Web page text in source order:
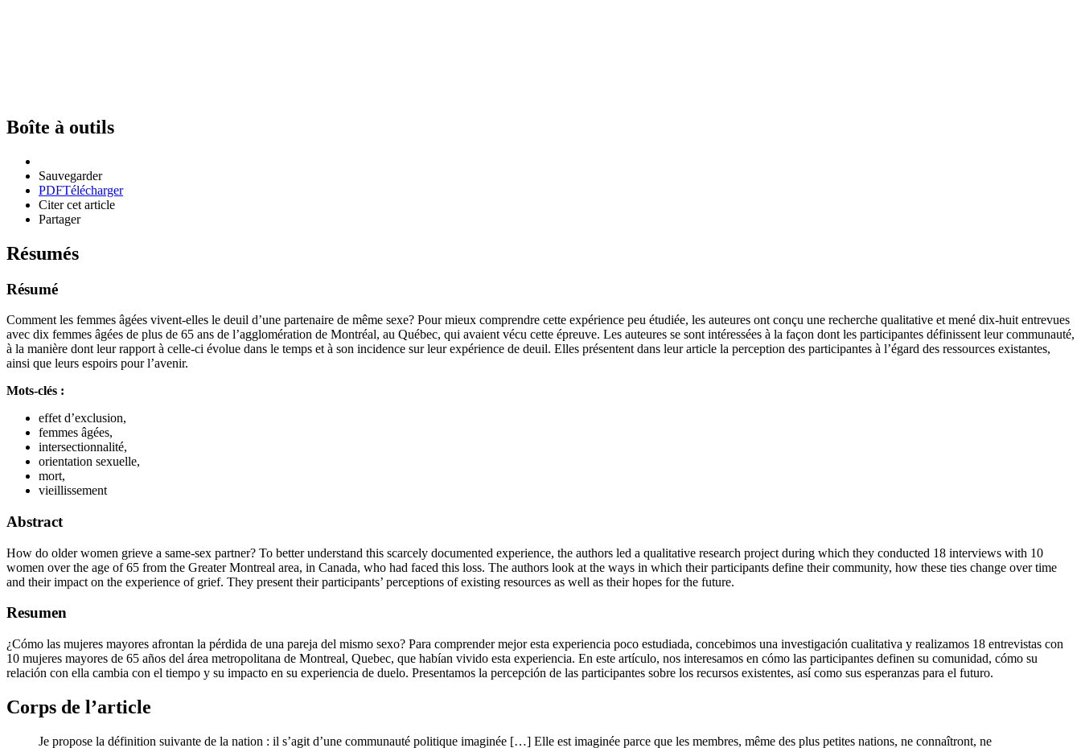
Boîte à outils
Sauvegarder
PDFTélécharger
Citer cet article
Partager
Résumés
Résumé
Comment les femmes âgées vivent-elles le deuil d’une partenaire de même sexe? Pour mieux comprendre cette expérience peu étudiée, les auteures ont conçu une recherche qualitative et mené dix-huit entrevues
avec dix femmes âgées de plus de 65 ans de l’agglomération de Montréal, au Québec, qui avaient vécu cette épreuve. Les auteures se sont intéressées à la façon dont les participantes définissent leur communauté,
à la manière dont leur rapport à celle-ci évolue dans le temps et à son incidence sur leur expérience de deuil. Elles présentent dans leur article la perception des participantes à l’égard des ressources existantes,
ainsi que leurs espoirs pour l’avenir.
Mots-clés :
effet d’exclusion,
femmes âgées,
intersectionnalité,
orientation sexuelle,
mort,
vieillissement
Abstract
How do older women grieve a same-sex partner? To better understand this scarcely documented experience, the authors led a qualitative research project during which they conducted 18 interviews with 10
women over the age of 65 from the Greater Montreal area, in Canada, who had faced this loss. The authors look at the ways in which their participants define their community, how these ties change over time
and their impact on the experience of grief. They present their participants’ perceptions of existing resources as well as their hopes for the future.
Resumen
¿Cómo las mujeres mayores afrontan la pérdida de una pareja del mismo sexo? Para comprender mejor esta experiencia poco estudiada, concebimos una investigación cualitativa y realizamos 18 entrevistas con
10 mujeres mayores de 65 años del área metropolitana de Montreal, Quebec, que habían vivido esta experiencia. En este artículo, nos interesamos en cómo las participantes definen su comunidad, cómo su
relación con ella cambia con el tiempo y su impacto en su experiencia de duelo. Presentamos la percepción de las participantes sobre los recursos existentes, así como sus esperanzas para el futuro.
Corps de l’article
Je propose la définition suivante de la nation : il s’agit d’une communauté politique imaginée […] Elle est imaginée parce que les membres, même des plus petites nations, ne connaîtront, ne